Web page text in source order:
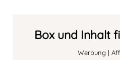
Box und Inhalt
Werbung |